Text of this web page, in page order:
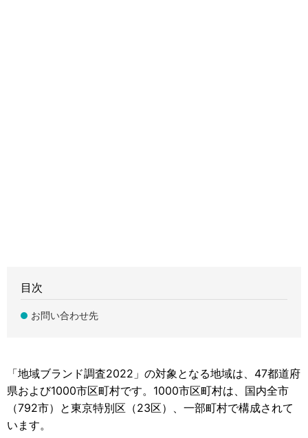
目次
お問い合わせ先
「地域ブランド調査2022」の対象となる地域は、47都道府
県および1000市区町村です。1000市区町村は、国内全市
（792市）と東京特別区（23区）、一部町村で構成されて
います。